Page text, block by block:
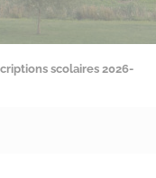
scolaires 2026-